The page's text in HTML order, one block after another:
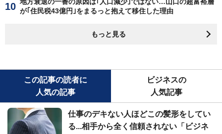
が｢住民税43億円｣をまるっと抱えて移住した理由
もっと見る
この記事の読者に
人気の記事
ビジネスの
人気記事
仕事のデキない人ほどこの髪形をしてい
る...相手から全く信頼されない「ビジネ